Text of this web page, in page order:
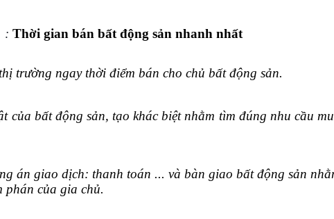
: Thời gian bán bất động sản nhanh nhất
trường ngay thời điểm bán cho chủ bất động sản.
của bất động sản, tạo khác biệt nhằm tìm đúng nhu cầu
án giao dịch: thanh toán ... và bàn giao bất động sản
phán của gia chủ.